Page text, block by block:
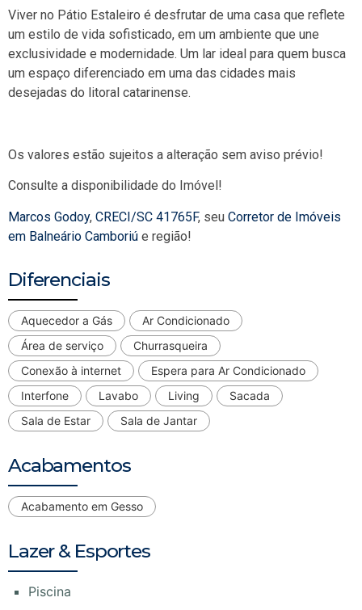
Viver no Pátio Estaleiro é desfrutar de uma casa que reflete
um estilo de vida sofisticado, em um ambiente que une
exclusividade e modernidade. Um lar ideal para quem busca
um espaço diferenciado em uma das cidades mais
desejadas do litoral catarinense.
Os valores estão sujeitos a alteração sem aviso prévio!
Consulte a disponibilidade do Imóvel!
Marcos Godoy, CRECI/SC 41765F, seu Corretor de Imóveis
em Balneário Camboriú e região!
Diferenciais
Aquecedor a Gás
Ar Condicionado
Área de serviço
Churrasqueira
Conexão à internet
Espera para Ar Condicionado
Interfone
Lavabo Living
Sacada
Sala de Estar
Sala de Jantar
Acabamentos
Acabamento em Gesso
Lazer & Esportes
Piscina